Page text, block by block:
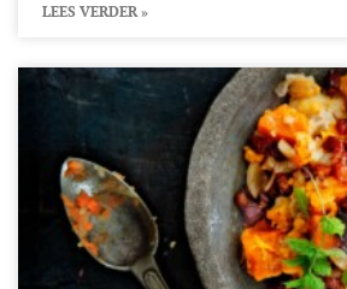
LEES VERDER »